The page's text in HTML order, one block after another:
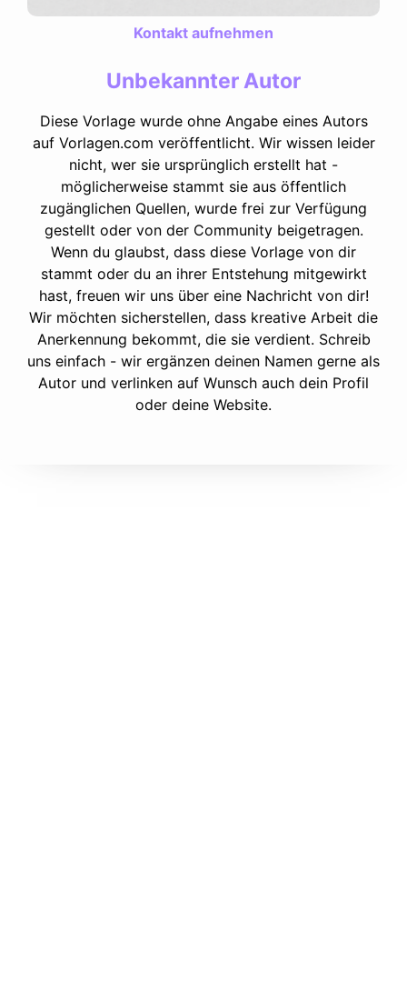
Kontakt aufnehmen
Unbekannter Autor
Diese Vorlage wurde ohne Angabe eines Autors
auf Vorlagen.com veröffentlicht. Wir wissen leider
nicht, wer sie ursprünglich erstellt hat -
möglicherweise stammt sie aus öffentlich
zugänglichen Quellen, wurde frei zur Verfügung
gestellt oder von der Community beigetragen.
Wenn du glaubst, dass diese Vorlage von dir
stammt oder du an ihrer Entstehung mitgewirkt
hast, freuen wir uns über eine Nachricht von dir!
Wir möchten sicherstellen, dass kreative Arbeit die
Anerkennung bekommt, die sie verdient. Schreib
uns einfach - wir ergänzen deinen Namen gerne als
Autor und verlinken auf Wunsch auch dein Profil
oder deine Website.